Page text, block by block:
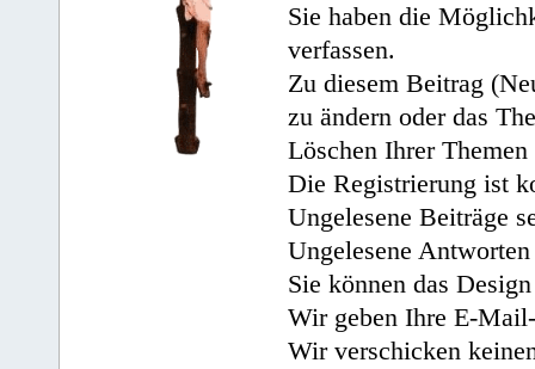
Sie haben die
verfassen.
Zu diesem Beitrag
zu ändern oder das
Löschen Ihrer
Die Registrierung ist
Ungelesene Beiträge
Ungelesene
Sie können das
Wir geben Ihre E-
Wir verschicken